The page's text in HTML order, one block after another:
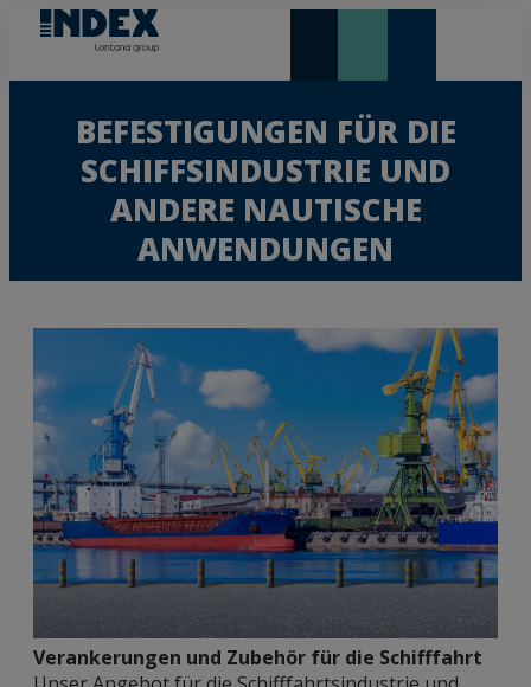
BEFESTIGUNGEN FÜR DIE
SCHIFFSINDUSTRIE UND
ANDERE NAUTISCHE
ANWENDUNGEN
Verankerungen und Zubehör für die Schifffahrt